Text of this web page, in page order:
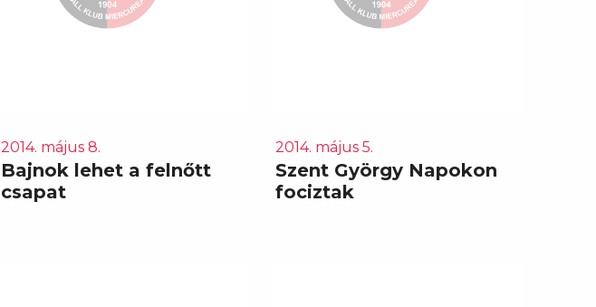
2014. május 8.
Bajnok lehet a felnőtt
csapat
2014. május 5.
Szent György Napokon
fociztak